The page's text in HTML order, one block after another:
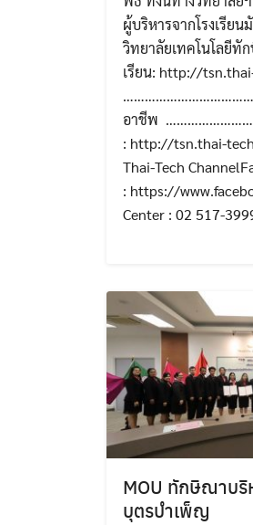
ผู้บริหารจากโรงเรีย
วิทยาลัยเทคโนโลยีทั
เรียน: http://
อาชีพ
: http://tsn.thai-
Thai-Tech
: https://
Center : 02 517-
MOU ทักษิณาบริ
บุตรบำเพ็ญ